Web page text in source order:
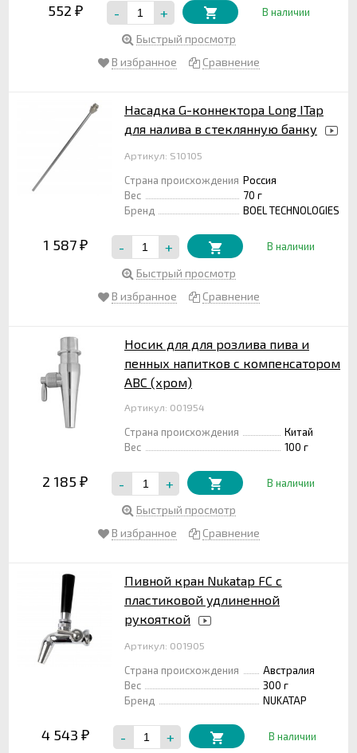
552 ₽ - + В наличии
Быстрый просмотр
В избранное
Сравнение
Насадка G-коннектора Long ITap
для налива в стеклянную банку
Артикул: S10105
Страна происхождения Россия
Вес
70 г
Бренд
BOEL TECHNOLOGIES
1 587 ₽ - + В наличии
Быстрый просмотр
В избранное
Сравнение
Носик для для розлива пива и
пенных напитков с компенсатором
АВС (хром)
Артикул: 001954
Страна происхождения
Китай
Вес
100 г
2 185 ₽ - + В наличии
Быстрый просмотр
В избранное
Сравнение
Пивной кран Nukatap FC с
пластиковой удлиненной
рукояткой
Артикул: 001905
Страна происхождения
Австралия
Вес
300 г
Бренд
NUKATAP
4 543 ₽ - + В наличии